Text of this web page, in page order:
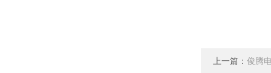
上一篇： 俊腾